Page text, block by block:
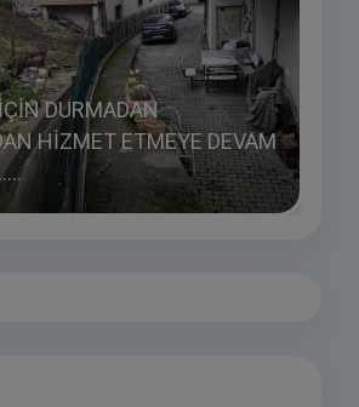
DURMADAN
HİZMET ETMEYE DEVAM